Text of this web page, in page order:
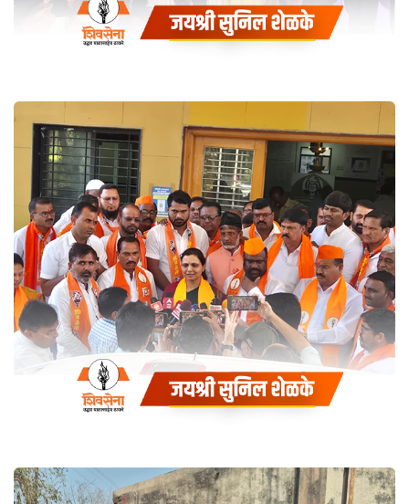
Coaching
नाफेड अंतर्गत शेतमाल खरेदीचे उद्दिष्ट
वाढवून खरेदी प्रक्रिया पूर्ववत सुरू
करावी, या मागण्यांसाठी आज
बुलढाणा येथे मा. जिल्हाधिकारी
बुलढाणा यांना निवेदन देण्यात आले
Coaching